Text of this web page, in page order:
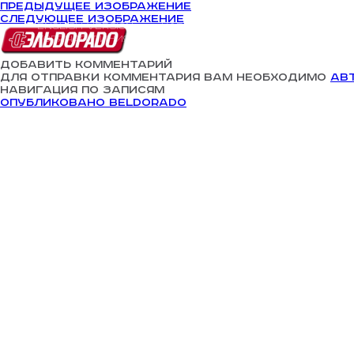
english version
карта сайта
Горячая линия 8 800 333 08 38
Выручай Деньги
Предыдущее изображение
Следующее изображение
Добавить комментарий
Для отправки комментария вам необходимо
Навигация по записям
Опубликовано вeldorado